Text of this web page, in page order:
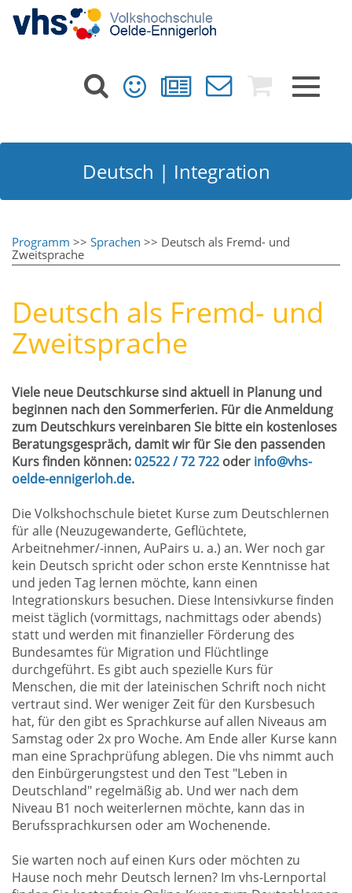
Toggle
Deutsch | Integration
Programm >> Sprachen >> Deutsch als Fremd- und
Zweitsprache
Deutsch als Fremd- und
Zweitsprache
Viele neue Deutschkurse sind aktuell in Planung und
beginnen nach den Sommerferien. Für die Anmeldung
zum Deutschkurs vereinbaren Sie bitte ein kostenloses
Beratungsgespräch, damit wir für Sie den passenden
Kurs finden können:02522 / 72 722 oder info@vhs-
oelde-ennigerloh.de.
Die Volkshochschule bietet Kurse zum Deutschlernen
für alle (Neuzugewanderte, Geflüchtete,
Arbeitnehmer/-innen, AuPairs u. a.) an. Wer noch gar
kein Deutsch spricht oder schon erste Kenntnisse hat
und jeden Tag lernen möchte, kann einen
Integrationskurs besuchen. Diese Intensivkurse finden
meist täglich (vormittags, nachmittags oder abends)
statt und werden mit finanzieller Förderung des
Bundesamtes für Migration und Flüchtlinge
durchgeführt. Es gibt auch spezielle Kurs für
Menschen, die mit der lateinischen Schrift noch nicht
vertraut sind. Wer weniger Zeit für den Kursbesuch
hat, für den gibt es Sprachkurse auf allen Niveaus am
Samstag oder 2x pro Woche. Am Ende aller Kurse kann
man eine Sprachprüfung ablegen. Die vhs nimmt auch
den Einbürgerungstest und den Test "Leben in
Deutschland" regelmäßig ab. Und wer nach dem
Niveau B1 noch weiterlernen möchte, kann das in
Berufssprachkursen oder am Wochenende.
Sie warten noch auf einen Kurs oder möchten zu
Hause noch mehr Deutsch lernen? Im vhs-Lernportal